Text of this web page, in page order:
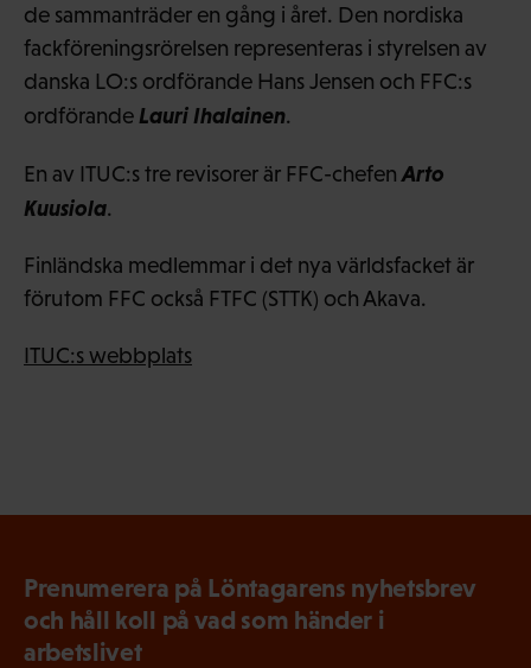
de sammanträder en gång i året. Den nordiska
fackföreningsrörelsen representeras i styrelsen av
danska LO:s ordförande Hans Jensen och FFC:s
ordförande Lauri Ihalainen.
En av ITUC:s tre revisorer är FFC-chefen Arto
Kuusiola.
Finländska medlemmar i det nya världsfacket är
förutom FFC också FTFC (STTK) och Akava.
ITUC:s webbplats
Prenumerera på Löntagarens nyhetsbrev
och håll koll på vad som händer i
arbetslivet